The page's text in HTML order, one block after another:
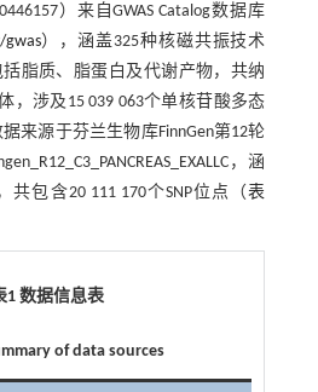
）来自GWAS Catalog数据库
gwas），涵盖325种核磁共振技术
脂质、脂蛋白及代谢产物，共纳
，涉及15 039 063个单核苷酸多态
据来源于芬兰生物库FinnGen第12轮
，涵
共包含20 111 170个SNP位点（表
1 数据信息表
of data sources